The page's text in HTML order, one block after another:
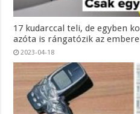
17 kudarccal teli, de egyben
azóta is rángatózik az
2023-04-18